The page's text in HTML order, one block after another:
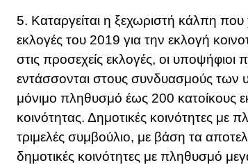
5. Καταργείται η ξεχωριστή κάλπη που
εκλογές του 2019 για την εκλογή
στις προσεχείς εκλογές, οι
εντάσσονται στους συνδυασμούς των
μόνιμο πληθυσμό έως 200 κατοίκους
κοινότητας. Δημοτικές κοινότητες με
τριμελές συμβούλιο, με βάση τα
δημοτικές κοινότητες με πληθυσμό